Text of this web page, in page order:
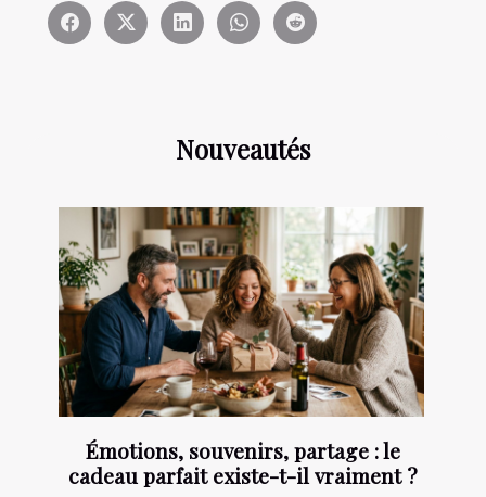
Nouveautés
Émotions, souvenirs, partage : le
cadeau parfait existe-t-il vraiment ?